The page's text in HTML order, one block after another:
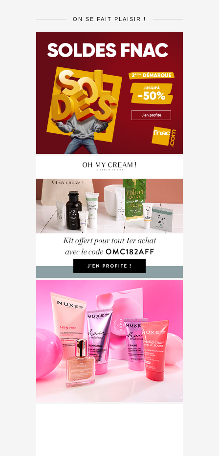
ON SE FAIT PLAISIR !